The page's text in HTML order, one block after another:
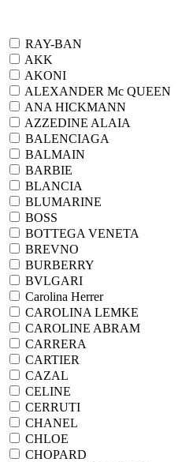
RAY-BAN
AKK
AKONI
ALEXANDER Mc QUEEN
ANA HICKMANN
AZZEDINE ALAIA
BALENCIAGA
BALMAIN
BARBIE
BLANCIA
BLUMARINE
BOSS
BOTTEGA VENETA
BREVNO
BURBERRY
BVLGARI
Carolina Herrer
CAROLINA LEMKE
CAROLINE ABRAM
CARRERA
CARTIER
CAZAL
CELINE
CERRUTI
CHANEL
CHLOE
CHOPARD